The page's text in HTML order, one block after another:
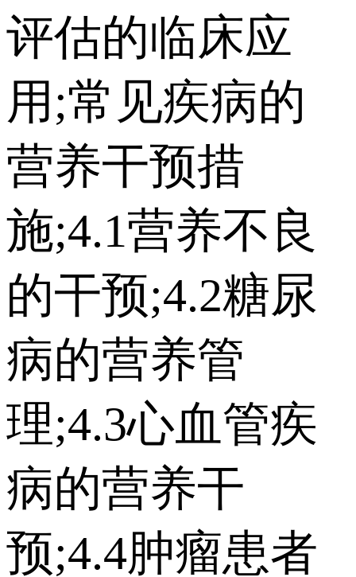
评估的临床应
用;常见疾病的
营养干预措
施;4.1营养不良
的干预;4.2糖尿
病的营养管
理;4.3心血管疾
病的营养干
预;4.4肿瘤患者